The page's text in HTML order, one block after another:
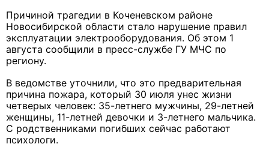
Причиной трагедии в Коченевском районе
Новосибирской области стало нарушение правил
эксплуатации электрооборудования. Об этом 1
августа сообщили в пресс-службе ГУ МЧС по
региону.
В ведомстве уточнили, что это предварительная
причина пожара, который 30 июля унес жизни
четверых человек: 35-летнего мужчины, 29-летней
женщины, 11-летней девочки и 3-летнего мальчика.
С родственниками погибших сейчас работают
психологи.